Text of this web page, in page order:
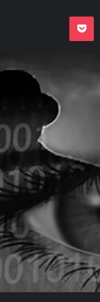
Odnoklassniki
Pocket